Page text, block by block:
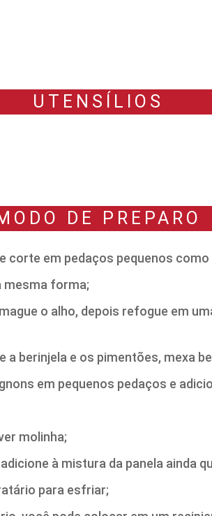
UTENSÍLIOS
DE PREPARO
corte em pedaços pequenos como
mesma forma;
o alho, depois refogue em
a berinjela e os pimentões, mexa
em pequenos pedaços e
molinha;
à mistura da panela ainda
para esfriar;